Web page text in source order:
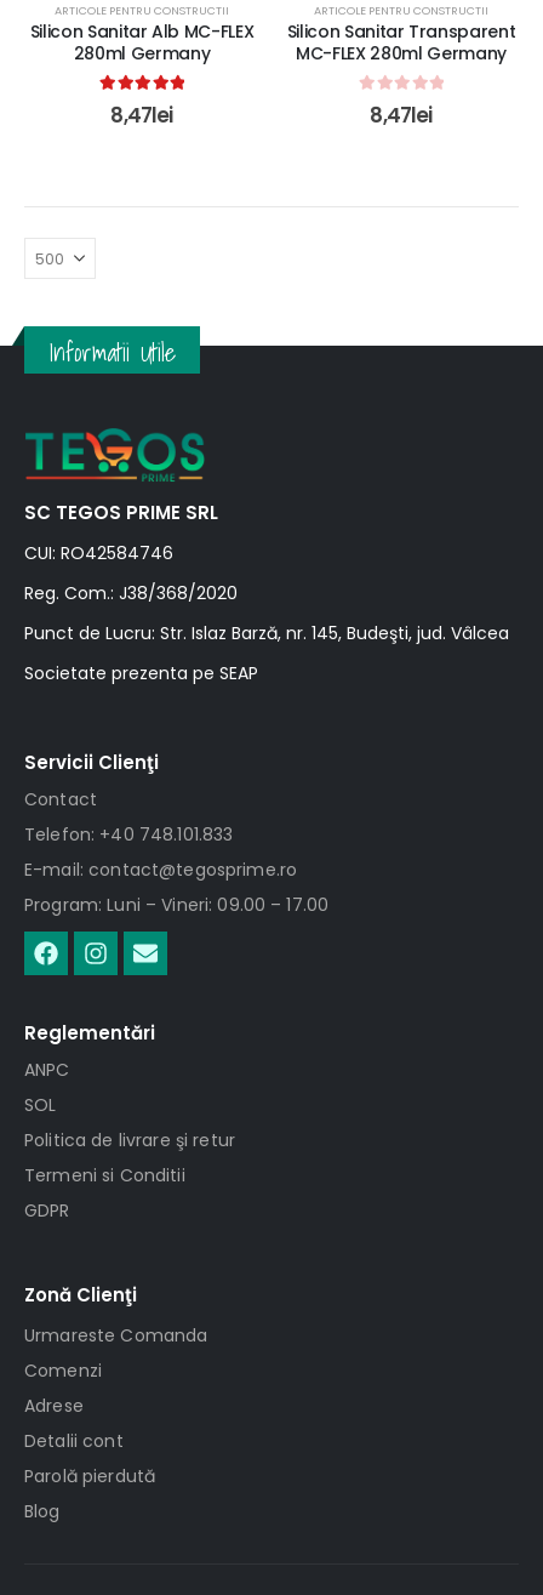
ARTICOLE PENTRU CONSTRUCTII
Silicon Sanitar Alb MC-FLEX
280ml Germany
5.00 out of 5
8,47lei
ARTICOLE PENTRU CONSTRUCTII
Silicon Sanitar Transparent
MC-FLEX 280ml Germany
out of 5
8,47lei
Informatii Utile
SC TEGOS PRIME SRL
CUI: RO42584746
Reg. Com.: J38/368/2020
Punct de Lucru: Str. Islaz Barză, nr. 145, Budeşti, jud. Vâlcea
Societate prezenta pe SEAP
Servicii Clienţi
Contact
Telefon: +40 748.101.833
E-mail: contact@tegosprime.ro
Program: Luni – Vineri: 09.00 – 17.00
Reglementări
ANPC
SOL
Politica de livrare şi retur
Termeni si Conditii
GDPR
Zonă Clienţi
Urmareste Comanda
Comenzi
Adrese
Detalii cont
Parolă pierdută
Blog